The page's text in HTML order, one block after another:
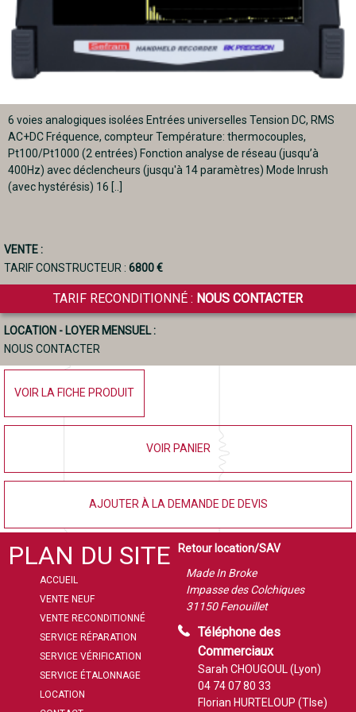
6 voies analogiques isolées Entrées universelles Tension DC, RMS
AC+DC Fréquence, compteur Température: thermocouples,
Pt100/Pt1000 (2 entrées) Fonction analyse de réseau (jusqu’à
400Hz) avec déclencheurs (jusqu'à 14 paramètres) Mode Inrush
(avec hystérésis) 16 [..]
VENTE :
TARIF CONSTRUCTEUR : 6800 €
TARIF RECONDITIONNÉ : NOUS CONTACTER
LOCATION - LOYER MENSUEL :
NOUS CONTACTER
VOIR LA FICHE PRODUIT
VOIR PANIER
AJOUTER À LA DEMANDE DE DEVIS
PLAN DU SITE
ACCUEIL
VENTE NEUF
VENTE RECONDITIONNÉ
SERVICE RÉPARATION
SERVICE VÉRIFICATION
SERVICE ÉTALONNAGE
LOCATION
Retour location/SAV
Made In Broke
Impasse des Colchiques
31150 Fenouillet
Téléphone des
Commerciaux
Sarah CHOUGOUL (Lyon)
04 74 07 80 33
Florian HURTELOUP (Tlse)